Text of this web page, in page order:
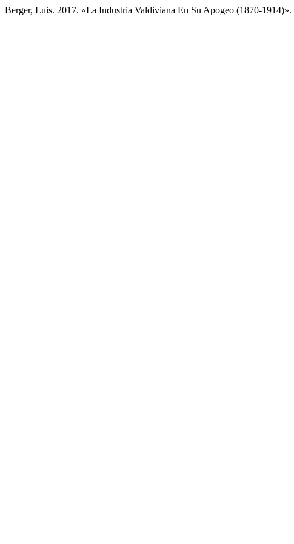
Berger, Luis. 2017. «La Industria Valdiviana En Su Apogeo (1870-1914)».